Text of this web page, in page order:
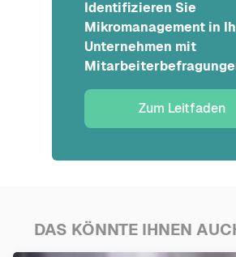
Identifizieren Sie
Mikromanagement in
Unternehmen mit
Zum Leitfaden
DAS KÖNNTE IHNEN